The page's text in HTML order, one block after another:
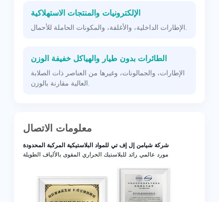
الإلكترونيات والمنتجات الاستهلاكية
الإطارات الداخلية، والأغلفة، والمكونات الحاملة للأحمال.
الطائرات بدون طيار والهياكل خفيفة الوزن
الإطارات، والجمالونات، وغيرها من العناصر ذات الصلابة
العالية مقارنة بالوزن.
معلومات الاتصال
شركة شيامن إل إف تي للمواد البلاستيكية المركبة المحدودة
مورد عالمي رائد للبلاستيك الحراري المقوى بالألياف الطويلة